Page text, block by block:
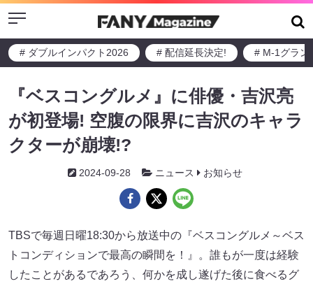
Menu
# ダブルインパクト2026 # 配信延長決定! # M-1グラン
『ベスコングルメ』に俳優・吉沢亮
が初登場! 空腹の限界に吉沢のキャラ
クターが崩壊!?
2024-09-28 ニュース お知らせ
TBSで毎週日曜18:30から放送中の『ベスコングルメ～ベス
トコンディションで最高の瞬間を！』。誰もが一度は経験
したことがあるであろう、何かを成し遂げた後に食べるグ